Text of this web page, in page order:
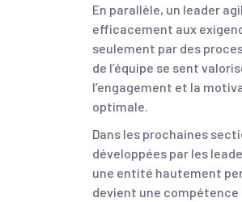
En parallèle, un leader
efficacement aux
seulement par des
de l’équipe se sent
l’engagement et la
optimale.
Dans les prochaines
développées par les
une entité hautement
devient une